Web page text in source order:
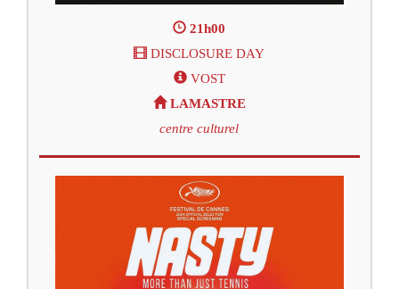
21h00
DISCLOSURE DAY
VOST
LAMASTRE
centre culturel